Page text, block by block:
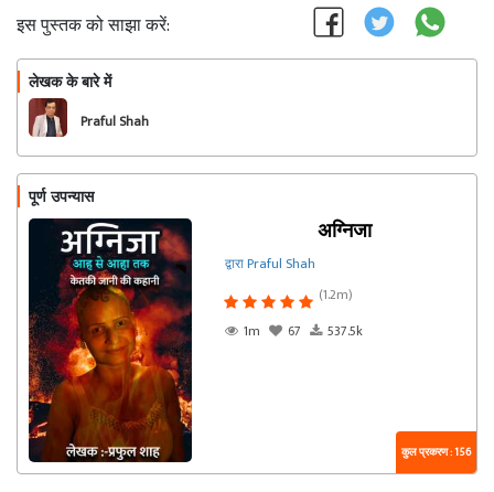
इस पुस्तक को साझा करें:
लेखक के बारे में
Praful Shah
पूर्ण उपन्यास
अग्निजा
द्वारा Praful Shah
(1.2m)
1m
67 537.5k
कुल प्रकरण : 156